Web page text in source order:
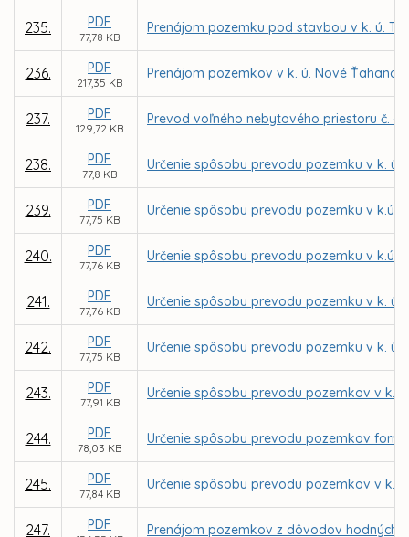
235. PDF
77,78 KB
Prenájom pozemku pod stavbou v k. ú.
236. PDF
217,35 KB
Prenájom pozemkov v k. ú. Nové
237. PDF
129,72 KB
Prevod voľného nebytového priestoru č. -
238. PDF
77,8 KB
Určenie spôsobu prevodu pozemku v k.
239. PDF
77,75 KB
Určenie spôsobu prevodu pozemku v k.ú.
240. PDF
77,76 KB
Určenie spôsobu prevodu pozemku v k.ú.
241. PDF
77,76 KB
Určenie spôsobu prevodu pozemku v k.
242. PDF
77,75 KB
Určenie spôsobu prevodu pozemku v k.
243. PDF
77,91 KB
Určenie spôsobu prevodu pozemkov v k.
244. PDF
78,03 KB
Určenie spôsobu prevodu pozemkov
245. PDF
77,84 KB
Určenie spôsobu prevodu pozemkov v k.
247. PDF Prenájom pozemkov z dôvodov hodných